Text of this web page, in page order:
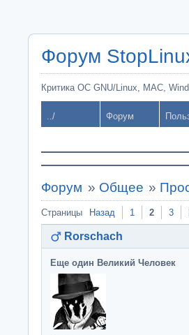
Форум
Критика ОС GNU/Linux, MAC,
../ Форум
Форум » Общее »
Страницы Назад 1 2 3
Rorschach
Еще один Великий Человек